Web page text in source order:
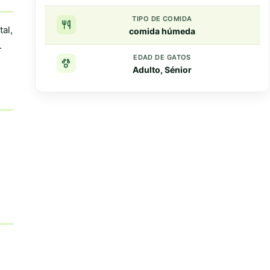
TIPO DE COMIDA
comida húmeda
EDAD DE GATOS
Adulto, Sénior